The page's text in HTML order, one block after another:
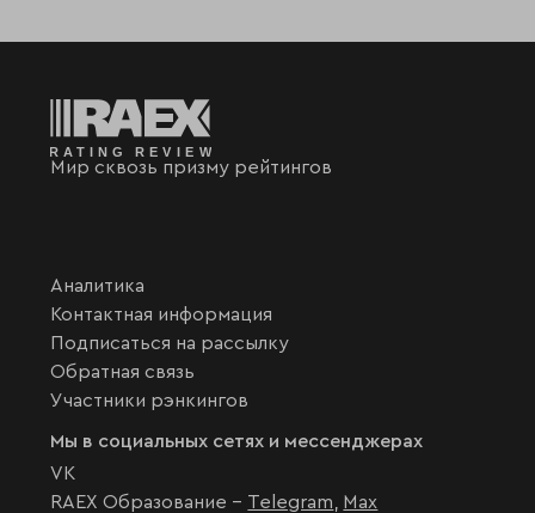
Мир сквозь призму рейтингов
Аналитика
Контактная информация
Подписаться на рассылку
Обратная связь
Участники рэнкингов
Мы в социальных сетях и мессенджерах
VK
RAEX Образование – Telegram
Max